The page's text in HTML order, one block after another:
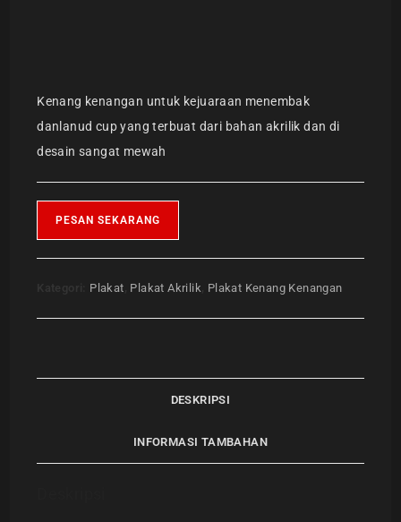
Kenang kenangan untuk kejuaraan menembak
danlanud cup yang terbuat dari bahan akrilik dan di
desain sangat mewah
PESAN SEKARANG
Plakat Plakat Akrilik Plakat Kenang Kenangan
DESKRIPSI
INFORMASI TAMBAHAN